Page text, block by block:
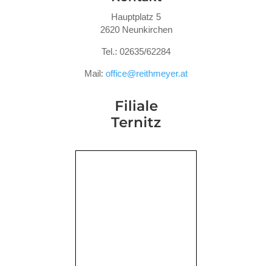
Hauptplatz 5
2620 Neunkirchen
Tel.: 02635/62284
Mail: office@reithmeyer.at
Filiale
Ternitz